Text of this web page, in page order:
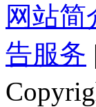
网站简
告服务 |